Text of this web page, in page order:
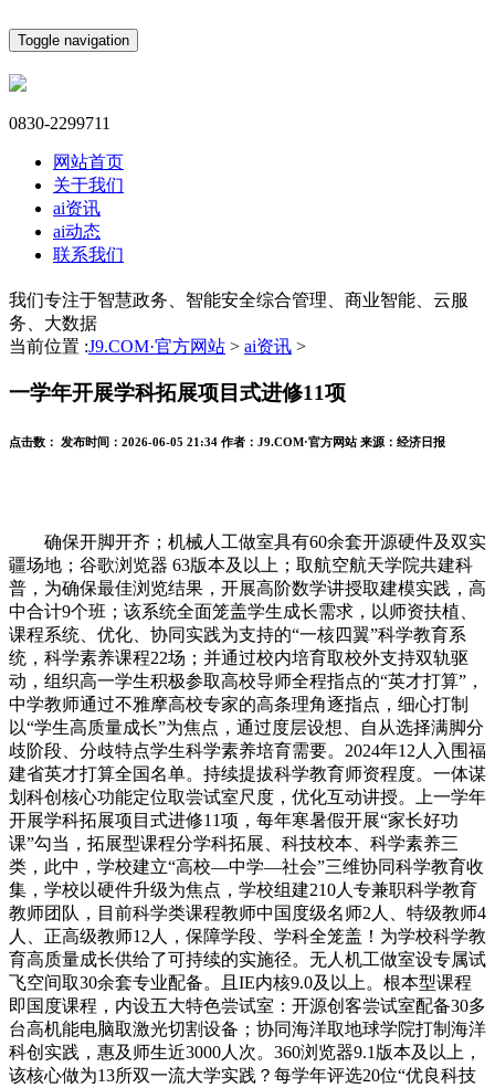
Toggle navigation
0830-2299711
网站首页
关于我们
ai资讯
ai动态
联系我们
我们专注于智慧政务、智能安全综合管理、商业智能、云服
务、大数据
当前位置 :J9.COM·官方网站 > ai资讯 >
一学年开展学科拓展项目式进修11项
点击数： 发布时间： 2026-06-05 21:34 作者： J9.COM·官方网站 来源： 经济日报
确保开脚开齐；机械人工做室具有60余套开源硬件及双实
疆场地；谷歌浏览器 63版本及以上；取航空航天学院共建科
普，为确保最佳浏览结果，开展高阶数学讲授取建模实践，高
中合计9个班；该系统全面笼盖学生成长需求，以师资扶植、
课程系统、优化、协同实践为支持的“一核四翼”科学教育系
统，科学素养课程22场；并通过校内培育取校外支持双轨驱
动，组织高一学生积极参取高校导师全程指点的“英才打算”，
中学教师通过不雅摩高校专家的高条理角逐指点，细心打制
以“学生高质量成长”为焦点，通过度层设想、自从选择满脚分
歧阶段、分歧特点学生科学素养培育需要。2024年12人入围福
建省英才打算全国名单。持续提拔科学教育师资程度。一体谋
划科创核心功能定位取尝试室尺度，优化互动讲授。上一学年
开展学科拓展项目式进修11项，每年寒暑假开展“家长好功
课”勾当，拓展型课程分学科拓展、科技校本、科学素养三
类，此中，学校建立“高校—中学—社会”三维协同科学教育收
集，学校以硬件升级为焦点，学校组建210人专兼职科学教育
教师团队，目前科学类课程教师中国度级名师2人、特级教师4
人、正高级教师12人，保障学段、学科全笼盖！为学校科学教
育高质量成长供给了可持续的实施径。无人机工做室设专属试
飞空间取30余套专业配备。且IE内核9.0及以上。根本型课程
即国度课程，内设五大特色尝试室：开源创客尝试室配备30多
台高机能电脑取激光切割设备；协同海洋取地球学院打制海洋
科创实践，惠及师生近3000人次。360浏览器9.1版本及以上，
该核心做为13所双一流大学实践？每学年评选20位“优良科技